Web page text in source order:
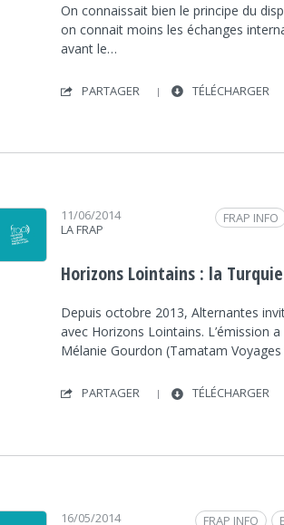
On connaissait bien le principe du
on connait moins les échanges
avant le…
PARTAGER TÉLÉCHARGER
11/06/2014
LA FRAP
FRAP INFO
TAMATAM
Horizons Lointains : la Turquie
Depuis octobre 2013, Alternantes
avec Horizons Lointains. L’émission
Mélanie Gourdon (Tamatam
PARTAGER TÉLÉCHARGER
16/05/2014
FRAP INFO